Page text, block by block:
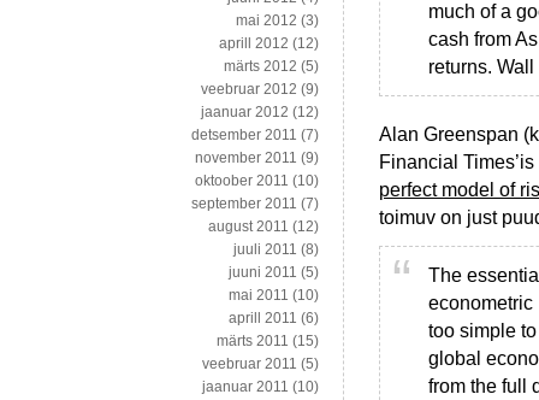
much of a
cash from
returns.
Alan Greenspan
Financial
perfect model of
toimuv on just
The
econometric
too simple
global
from the full
mai 2012 (3)
aprill 2012 (12)
märts 2012 (5)
veebruar 2012 (9)
jaanuar 2012 (12)
detsember 2011 (7)
november 2011 (9)
oktoober 2011 (10)
september 2011 (7)
august 2011 (12)
juuli 2011 (8)
juuni 2011 (5)
mai 2011 (10)
aprill 2011 (6)
märts 2011 (15)
veebruar 2011 (5)
jaanuar 2011 (10)